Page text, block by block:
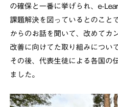
の確保と一番に挙げられ、e-
課題解決を図っているとのこと
からのお話を聞いて、改めてカ
改善に向けてた取り組みについ
その後、代表生徒による各国の
ました。